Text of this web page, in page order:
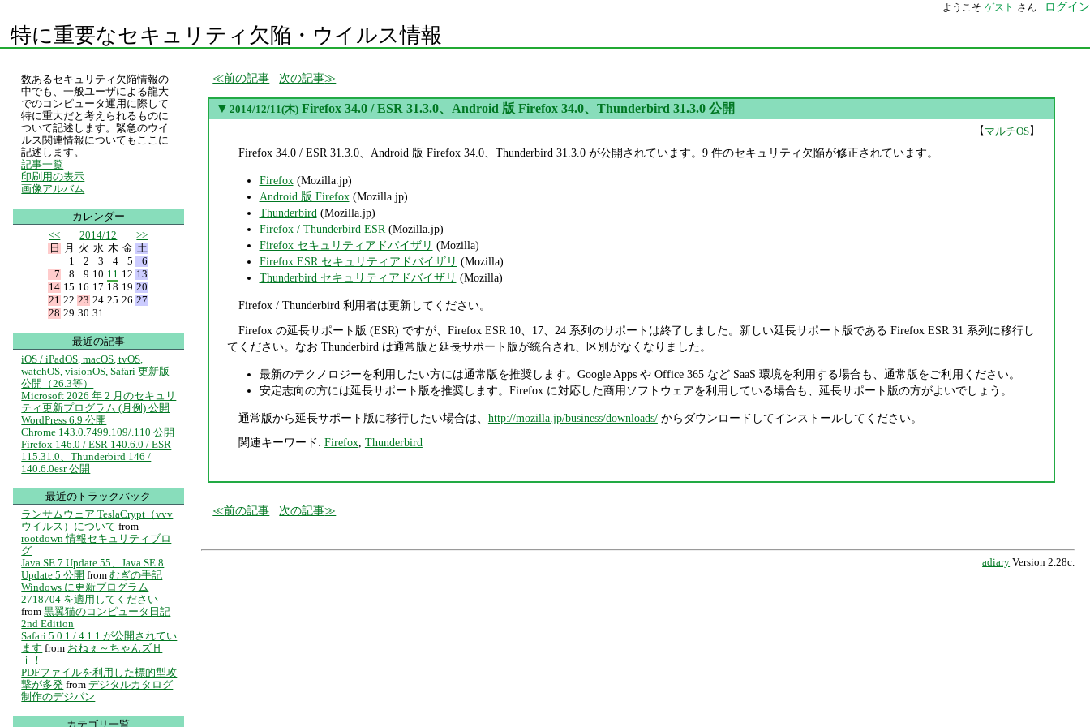
ようこそ ゲスト さん ログイン
特に重要なセキュリティ欠陥・ウイルス情報
前の記事 次の記事
▼ 2014/12/11(木) Firefox 34.0 / ESR 31.3.0、Android 版 Firefox 34.0、Thunderbird 31.3.0 公開
【マルチOS】
Firefox 34.0 / ESR 31.3.0、Android 版 Firefox 34.0、Thunderbird 31.3.0 が公開されています。9 件のセキュリティ欠陥が修正されています。
Firefox(Mozilla.jp)
Android 版 Firefox(Mozilla.jp)
Thunderbird (Mozilla.jp)
Firefox / Thunderbird ESR (Mozilla.jp)
Firefox セキュリティアドバイザリ (Mozilla)
Firefox ESR セキュリティアドバイザリ (Mozilla)
Thunderbird セキュリティアドバイザリ (Mozilla)
Firefox / Thunderbird 利用者は更新してください。
Firefox の延長サポート版 (ESR) ですが、Firefox ESR 10、17、24 系列のサポートは終了しました。新しい延長サポート版である Firefox ESR 31 系列に移行し
てください。なお Thunderbird は通常版と延長サポート版が統合され、区別がなくなりました。
最新のテクノロジーを利用したい方には通常版を推奨します。Google Apps や Office 365 など SaaS 環境を利用する場合も、通常版をご利用ください。
安定志向の方には延長サポート版を推奨します。Firefox に対応した商用ソフトウェアを利用している場合も、延長サポート版の方がよいでしょう。
通常版から延長サポート版に移行したい場合は、 http://mozilla.jp/business/downloads/からダウンロードしてインストールしてください。
関連キーワード: Firefox, Thunderbird
前の記事 次の記事
adiary Version 2.28c.
数あるセキュリティ欠陥情報の
中でも、一般ユーザによる龍大
でのコンピュータ運用に際して
特に重大だと考えられるものに
ついて記述します。緊急のウイ
ルス関連情報についてもここに
記述します。
記事一覧
印刷用の表示
画像アルバム
カレンダー
<<
2014/12
>>
日
月 火 水 木 金 土
1
2 3 4 5
6
7
8 9 10 11 12 13
14 15 16 17 18 19 20
21 22 23 24 25 26 27
28 29 30 31
最近の記事
iOS / iPadOS, macOS, tvOS,
watchOS, visionOS, Safari 更新版
公開（26.3等）
Microsoft 2026 年 2 月のセキュリ
ティ更新プログラム (月例) 公開
WordPress 6.9 公開
Chrome 143.0.7499.109/.110 公開
Firefox 146.0 / ESR 140.6.0 / ESR
115.31.0、Thunderbird 146 /
140.6.0esr 公開
最近のトラックバック
ランサムウェア TeslaCrypt（vvv
ウイルス）について from
rootdown 情報セキュリティブロ
グ
Java SE 7 Update 55、Java SE 8
Update 5 公開 from むぎの手記
Windows に更新プログラム
2718704 を適用してください
from 黒翼猫のコンピュータ日記
2nd Edition
Safari 5.0.1 / 4.1.1 が公開されてい
ます from おねぇ～ちゃんズＨ
ｉ！
PDFファイルを利用した標的型攻
撃が多発 from デジタルカタログ
制作のデジパン
カテゴリ一覧